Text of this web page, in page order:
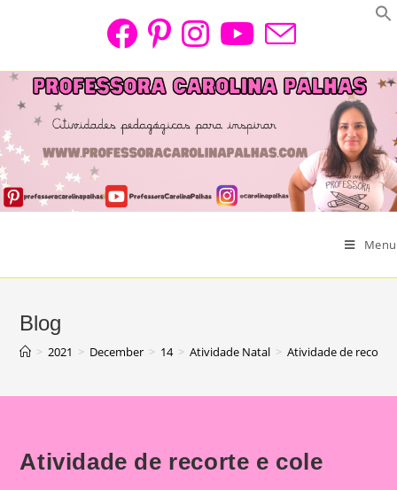
Menu
Blog
> 2021 > December > 14 > Atividade Natal > Atividade de
Atividade de recorte e cole